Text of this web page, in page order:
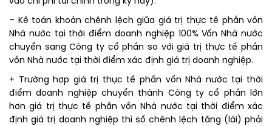
– Kế toán khoản chênh lệch giữa giá trị thực tế phần vốn
Nhà nước tại thời điểm doanh nghiệp 100% Vốn Nhà nước
chuyển sang Công ty cổ phần so với giá trị thực tế phần
vốn Nhà nước tại thời điểm xác định giá trị doanh nghiệp.
+ Trường hợp giá trị thực tế phần vốn Nhà nước tại thời
điểm doanh nghiệp chuyển thành Công ty cổ phần lớn
hơn giá trị thực tế phần vốn Nhà nước tại thời điểm xác
định giá trị doanh nghiệp thì số chênh lệch tăng (lãi) phải